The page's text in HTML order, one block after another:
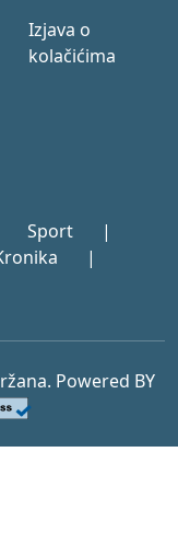
Izjava o
kolačićima
Sport
|
|
Powered BY